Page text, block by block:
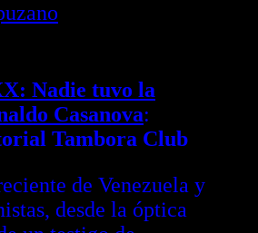
Nadie tuvo la
Casanova:
Tambora Club
de Venezuela y
desde la óptica